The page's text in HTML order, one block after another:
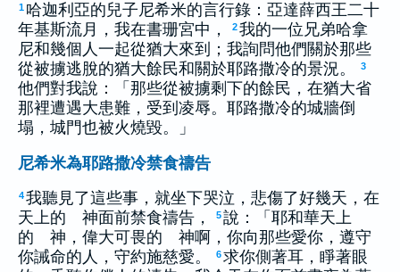
1 哈迦利亞的兒子尼希米的言行錄：亞達薛西王二十
年基斯流月，我在書珊宮中，
2我的一位兄弟哈拿
尼和幾個人一起從猶大來到；我詢問他們關於那些
從被擄逃脫的猶大餘民和關於耶路撒冷的景況。
3
他們對我說：「那些從被擄剩下的餘民，在猶大省
那裡遭遇大患難，受到凌辱。耶路撒冷的城牆倒
塌，城門也被火燒毀。」
尼希米為耶路撒冷禁食禱告
4我聽見了這些事，就坐下哭泣，悲傷了好幾天，在
天上的 神面前禁食禱告，
5說：「耶和華天上
的 神，偉大可畏的 神啊，你向那些愛你，遵守
你誡命的人，守約施慈愛。
6求你側著耳，睜著眼